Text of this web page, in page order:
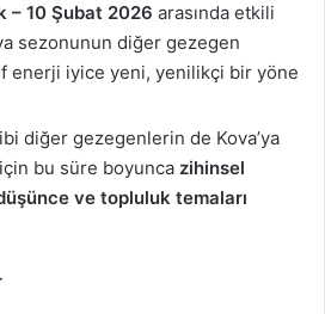
– 10 Şubat 2026 arasında etkili
sezonunun diğer gezegen
enerji iyice yeni, yenilikçi bir yöne
diğer gezegenlerin de Kova’ya
bu süre boyunca zihinsel
ve topluluk temaları